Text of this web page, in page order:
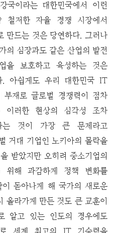
이라는 대한민국에서 이런
철저한 자율 경쟁 시장에서
만드는 것은 당연하다. 그러나
의 심장과도 같은 산업의 발전
을 보호하고 육성하는 것은
. 아쉽게도 우리 대한민국 IT
재로 글로벌 경쟁력이 점차
이러한 현상의 심각성 조차
는 것이 가장 큰 문제라고
거대 기업인 노키아의 몰락을
받았지만 오히려 중소기업의
위해 과감하게 정책 변화를
돋아나게 해 국가의 새로운
올라가게 만든 것도 큰 교훈이
알고 있는 인도의 경우에도